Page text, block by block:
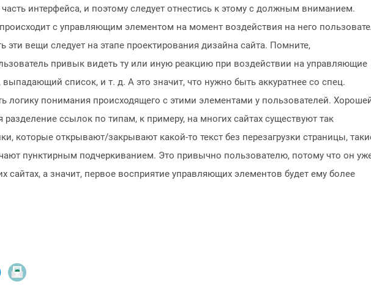
интерфейса, и поэтому следует отнестись к этому с должным вниманием.
с управляющим элементом на момент воздействия на него
вещи следует на этапе проектирования дизайна сайта. Помните,
привык видеть ту или иную реакцию при воздействии на управляющие
список, и т. д. А это значит, что нужно быть аккуратнее со спец.
логику понимания происходящего с этими элементами у пользователей.
разделение ссылок по типам, к примеру, на многих сайтах существуют так
которые открывают/закрывают какой-то текст без перезагрузки страницы,
пунктирным подчеркиванием. Это привычно пользователю, потому что он
сайтах, а значит, первое восприятие управляющих элементов будет ему более